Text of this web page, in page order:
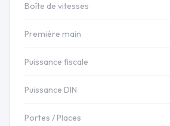
Boîte de vitesses
Première main
Puissance fiscale
Puissance DIN
Portes / Places